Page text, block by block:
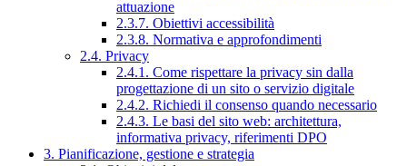
attuazione
2.3.7. Obiettivi accessibilità
2.3.8. Normativa e approfondimenti
2.4. Privacy
2.4.1. Come rispettare la privacy sin dalla
progettazione di un sito o servizio digitale
2.4.2. Richiedi il consenso quando necessario
2.4.3. Le basi del sito web: architettura,
informativa privacy, riferimenti DPO
3. Pianificazione, gestione e strategia